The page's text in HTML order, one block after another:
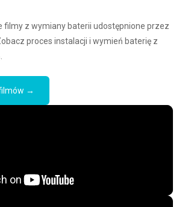
filmy z wymiany baterii udostępnione przez
proces instalacji i wymień baterię z
→